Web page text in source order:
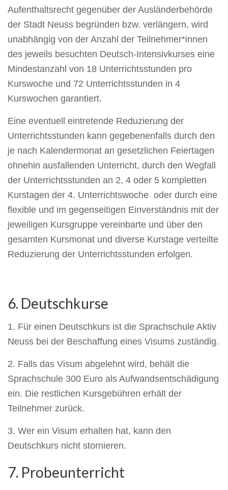
Aufenthaltsrecht gegenüber der Ausländerbehörde
der Stadt Neuss begründen bzw. verlängern, wird
unabhängig von der Anzahl der Teilnehmer*innen
des jeweils besuchten Deutsch-Intensivkurses eine
Mindestanzahl von 18 Unterrichtsstunden pro
Kurswoche und 72 Unterrichtsstunden in 4
Kurswochen garantiert.
Eine eventuell eintretende Reduzierung der
Unterrichtsstunden kann gegebenenfalls durch den
je nach Kalendermonat an gesetzlichen Feiertagen
ohnehin ausfallenden Unterricht, durch den Wegfall
der Unterrichtsstunden an 2, 4 oder 5 kompletten
Kurstagen der 4. Unterrichtswoche oder durch eine
flexible und im gegenseitigen Einverständnis mit der
jeweiligen Kursgruppe vereinbarte und über den
gesamten Kursmonat und diverse Kurstage verteilte
Reduzierung der Unterrichtsstunden erfolgen.
6. Deutschkurse
1. Für einen Deutschkurs ist die Sprachschule Aktiv
Neuss bei der Beschaffung eines Visums zuständig.
2. Falls das Visum abgelehnt wird, behält die
Sprachschule 300 Euro als Aufwandsentschädigung
ein. Die restlichen Kursgebühren erhält der
Teilnehmer zurück.
3. Wer ein Visum erhalten hat, kann den
Deutschkurs nicht stornieren.
7. Probeunterricht